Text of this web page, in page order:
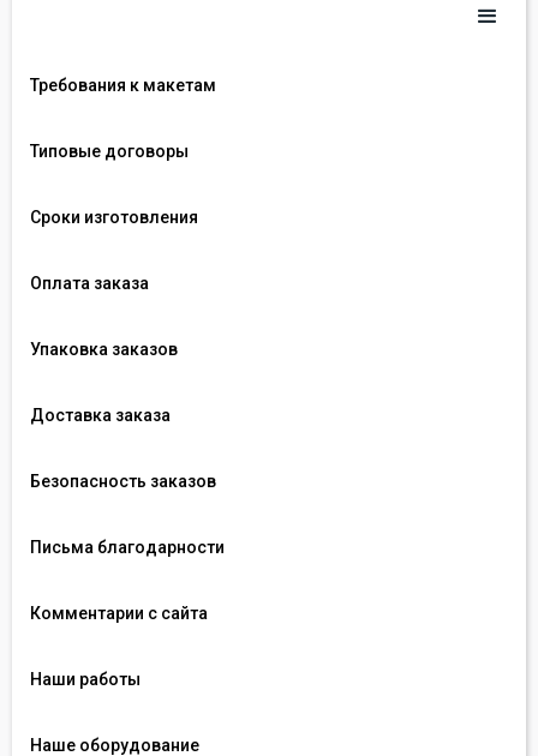
Требования к макетам
Типовые договоры
Сроки изготовления
Оплата заказа
Упаковка заказов
Доставка заказа
Безопасность заказов
Письма благодарности
Комментарии с сайта
Наши работы
Наше оборудование